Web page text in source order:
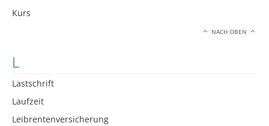
Kurs
NACH OBEN
L
Lastschrift
Laufzeit
Leibrentenversicherung